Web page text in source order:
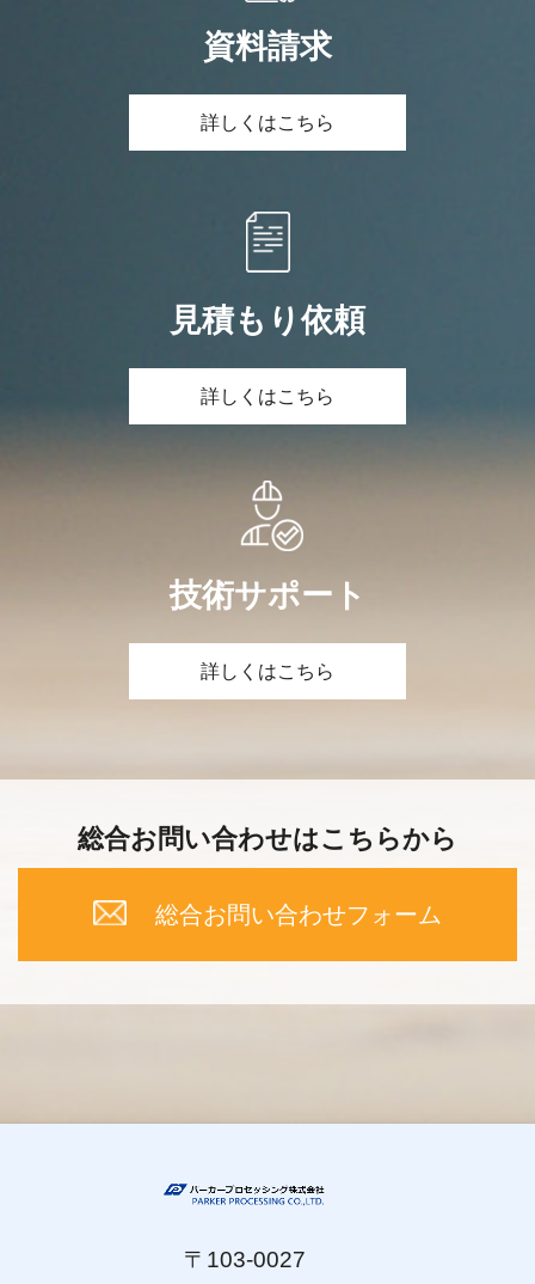
資料請求
詳しくはこちら
見積もり依頼
詳しくはこちら
技術サポート
詳しくはこちら
総合お問い合わせはこちらから
総合お問い合わせフォーム
〒103-0027